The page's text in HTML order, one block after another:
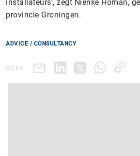
installateurs’, zegt Nienke Homan,
provincie Groningen.
ADVICE / CONSULTANCY
DEEL